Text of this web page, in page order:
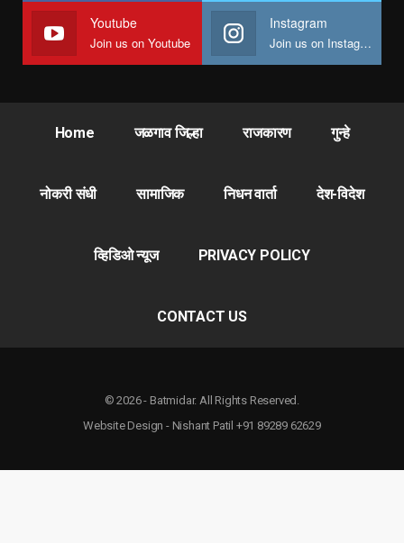
Youtube
Join us on Youtube
Instagram
Join us on Instagram
Home जळगाव जिल्हा राजकारण गुन्हे
नोकरी संधी सामाजिक निधन वार्ता देश-विदेश
व्हिडिओ न्यूज PRIVACY POLICY
CONTACT US
© 2026 - Batmidar. All Rights Reserved.
Website Design - Nishant Patil +91 89289 62629